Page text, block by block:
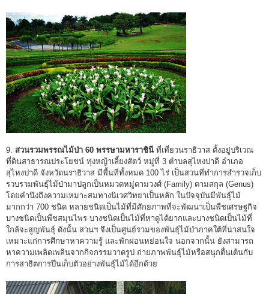
9. สวนรวมพรรณไม้ป่า 60 พรรษามหาราชินี ที่เที่ยวนราธิวาส ตั้งอยู่บริเวณ
ที่ดินสาธารณประโยชน์ ทุ่งหญ้าเลี้ยงสัตว์ หมู่ที่ 3 ตำบลสุไหงปาดี อำเภอ
สุไหงปาดี จังหวัดนราธิวาส มีพื้นที่ทั้งหมด 100 ไร่ เป็นสวนที่ทำการสำรวจเก็บ
รวบรวมพันธุ์ไม้ป่ามาปลูกเป็นหมวดหมู่ตามวงศ์ (Family) ตามสกุล (Genus)
โดยคำนึงถึงความเหมาะสมทางนิเวศวิทยาเป็นหลัก ในปัจจุบันมีพันธุ์ไม้
มากกว่า 700 ชนิด หลายชนิดเป็นไม้ที่มีศักยภาพที่จะพัฒนาเป็นพืชเศรษฐกิจ
บางชนิดเป็นพืชสมุนไพร บางชนิดเป็นไม้ที่หาดูได้ยากและบางชนิดเป็นไม้ที่
ใกล้จะสูญพันธุ์ ดังนั้น สวนฯ จึงเป็นศูนย์รวมของพันธุ์ไม้ป่าภาคใต้ที่น่าสนใจ
เหมาะแก่การศึกษาหาความรู้ และพักผ่อนหย่อนใจ นอกจากนั้น ยังสามารถ
หาความเพลิดเพลินจากกิจกรรมวาดรูป ถ่ายภาพพันธุ์ไม้หรือสนุกตื่นเต้นกับ
การสาธิตการปีนเก็บตัวอย่างพันธุ์ไม้ได้อีกด้วย